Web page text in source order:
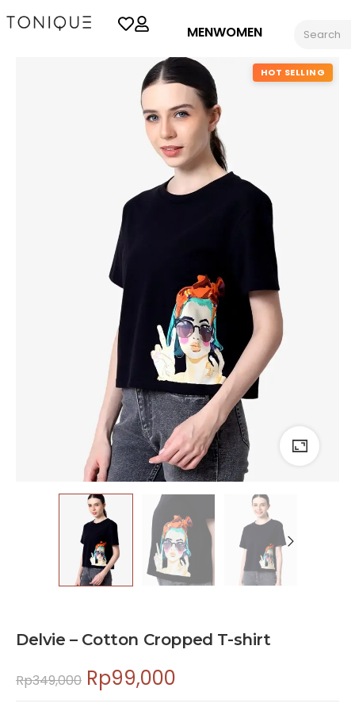
MENWOMEN
HOT SELLING
Delvie – Cotton Cropped T-shirt
Rp349,000 Rp99,000